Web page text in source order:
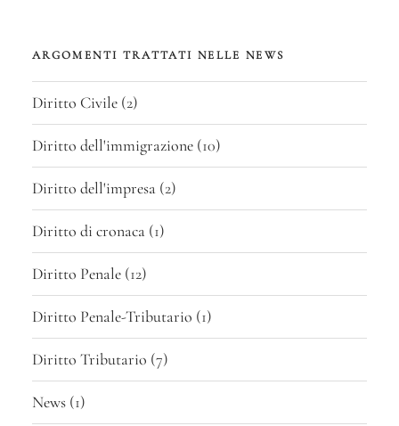
ARGOMENTI TRATTATI NELLE NEWS
Diritto Civile (2)
Diritto dell'immigrazione (10)
Diritto dell'impresa (2)
Diritto di cronaca (1)
Diritto Penale (12)
Diritto Penale-Tributario (1)
Diritto Tributario (7)
News (1)